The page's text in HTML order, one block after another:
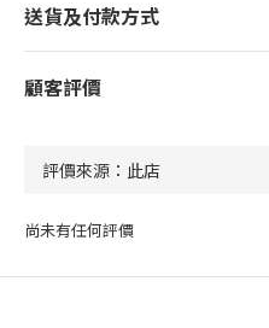
送貨及付款方式
顧客評價
尚未有任何評價